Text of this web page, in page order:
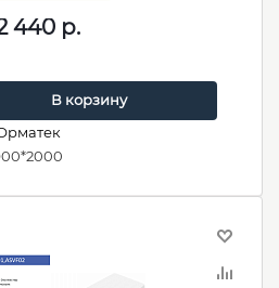
440 р.
В корзину